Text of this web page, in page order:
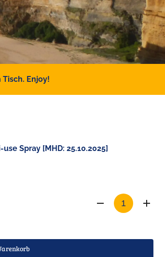
Enjoy!
Spray [MHD: 25.10.2025]